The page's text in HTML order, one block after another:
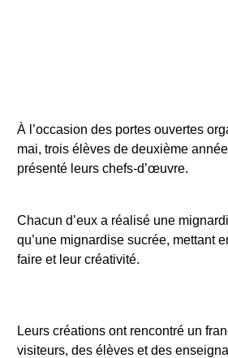
À l’occasion des portes ouvertes
mai, trois élèves de deuxième
présenté leurs chefs-d’œuvre.
Chacun d’eux a réalisé une
qu’une mignardise sucrée, mettant
faire et leur créativité.
Leurs créations ont rencontré un
visiteurs, des élèves et des